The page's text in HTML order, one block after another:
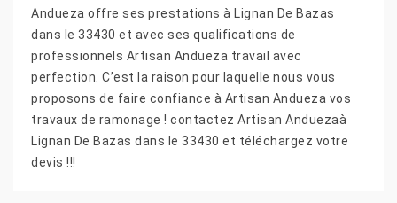
Andueza offre ses prestations à Lignan De Bazas
dans le 33430 et avec ses qualifications de
professionnels Artisan Andueza travail avec
perfection. C’est la raison pour laquelle nous vous
proposons de faire confiance à Artisan Andueza vos
travaux de ramonage ! contactez Artisan Anduezaà
Lignan De Bazas dans le 33430 et téléchargez votre
devis !!!